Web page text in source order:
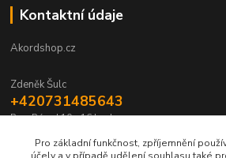
Kontaktní údaje
Akordshop.cz
Zdeněk Šulc
+420731485643
Po - Pá od 10 - 16 hod.
info@akordshop.cz
Pro základní funkčnost, zpříjemnění